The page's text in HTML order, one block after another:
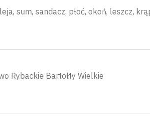
sum, sandacz, płoć, okoń, leszcz,
Rybackie Bartołty Wielkie